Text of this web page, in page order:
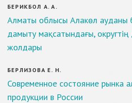
БЕРИКБОЛ А. А.
Алматы облысы Алакөл ауданы
дамыту мақсатындағы,
жолдары
БЕРЛИЗОВА Е. Н.
Современное состояние рынка
продукции в России